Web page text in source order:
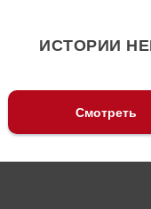
НАШИ